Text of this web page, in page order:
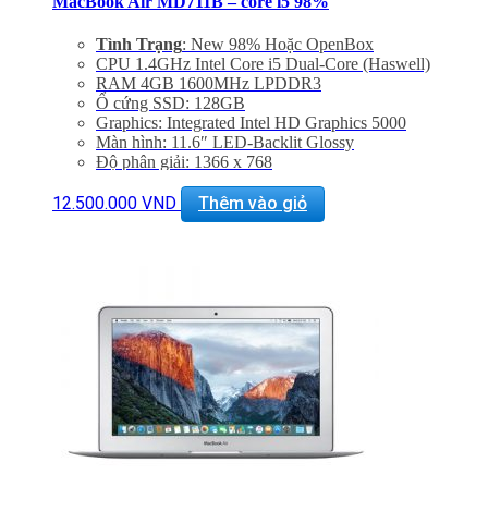
Tình Trạng: New 98% Hoặc OpenBox
CPU 1.4GHz Intel Core i5 Dual-Core (Haswell)
RAM 4GB 1600MHz LPDDR3
Ổ cứng SSD: 128GB
Graphics: Integrated Intel HD Graphics 5000
Màn hình: 11.6″ LED-Backlit Glossy
Độ phân giải: 1366 x 768
Cổng mạng: 802.11ac Wi-Fi, Bluetooth 4.0
Khe cắm: Dual USB 3.0 Ports, One Thunderbolt Port
Thiết bị nghe nhìn: 720p FaceTime HD Camera
Miễn phí vận chuyển trên toàn quốc
Miễn phí hỗ trợ cài đặt phần mềm
12.500.000 VND Thêm vào giỏ